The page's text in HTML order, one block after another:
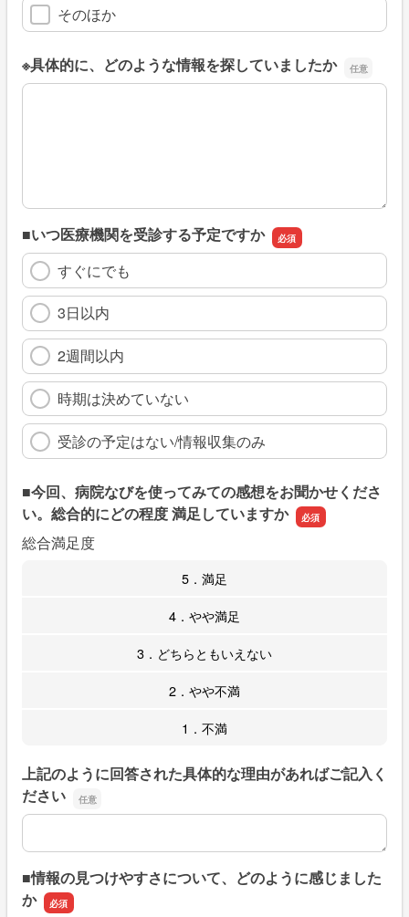
そのほか
※具体的に、どのような情報を探していましたか
※具体的に、どのような情報を探していましたか
■いつ医療機関を受診する予定ですか
すぐにでも
3日以内
2週間以内
時期は決めていない
受診の予定はない/情報収集のみ
■今回、病院なびを使ってみての感想をお聞かせくださ
い。総合的にどの程度 満足していますか
総合満足度
5．満足
4．やや満足
3．どちらともいえない
2．やや不満
1．不満
上記のように回答された具体的な理由があればご記入く
ださい
上記のように回答された具体的な理由があればご記入くだ
■情報の見つけやすさについて、どのように感じました
か